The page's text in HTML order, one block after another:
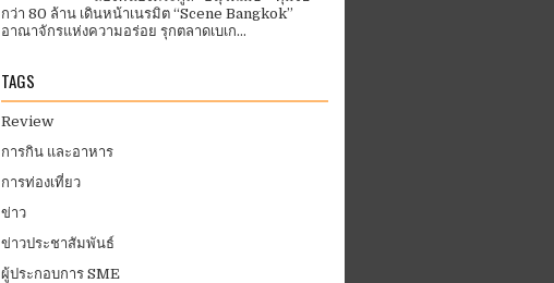
กว่า 80 ล้าน เดินหน้าเนรมิต “Scene Bangkok”
อาณาจักรแห่งความอร่อย รุกตลาดเบเก...
TAGS
Review
การกิน และอาหาร
การท่องเที่ยว
ข่าว
ข่าวประชาสัมพันธ์
ผู้ประกอบการ SME